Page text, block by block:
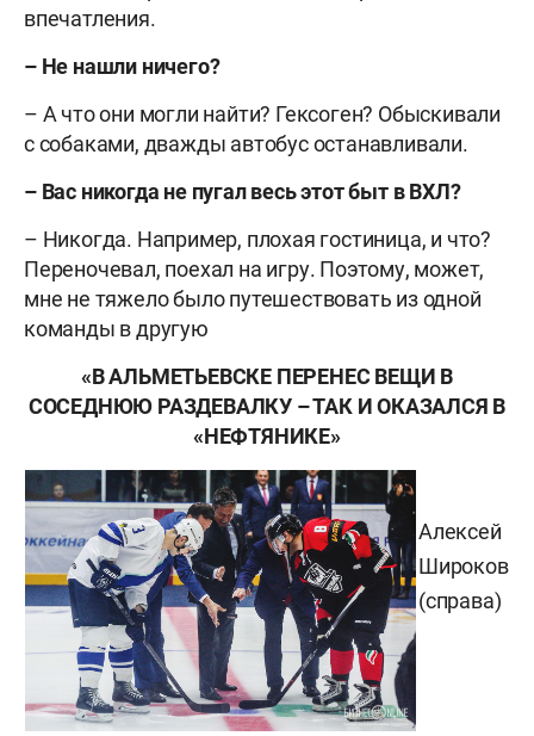
впечатления.
– Не нашли ничего?
– А что они могли найти? Гексоген? Обыскивали
с собаками, дважды автобус останавливали.
– Вас никогда не пугал весь этот быт в ВХЛ?
– Никогда. Например, плохая гостиница, и что?
Переночевал, поехал на игру. Поэтому, может,
мне не тяжело было путешествовать из одной
команды в другую
«В АЛЬМЕТЬЕВСКЕ ПЕРЕНЕС ВЕЩИ В
СОСЕДНЮЮ РАЗДЕВАЛКУ – ТАК И ОКАЗАЛСЯ В
«НЕФТЯНИКЕ»
Алексей
Широков
(справа)